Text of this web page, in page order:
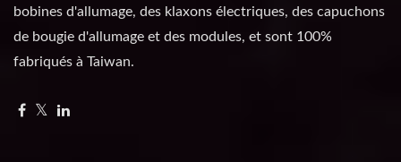
bobines d'allumage, des klaxons électriques, des capuchons
de bougie d'allumage et des modules, et sont 100%
fabriqués à Taiwan.